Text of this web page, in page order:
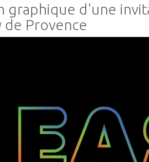
graphique d'une
de Provence